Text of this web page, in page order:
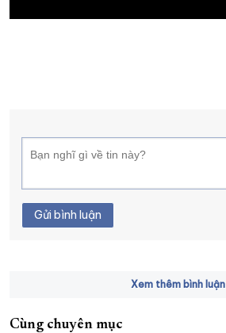
Gửi bình luận
Xem thêm bình luận
Cùng chuyên mục